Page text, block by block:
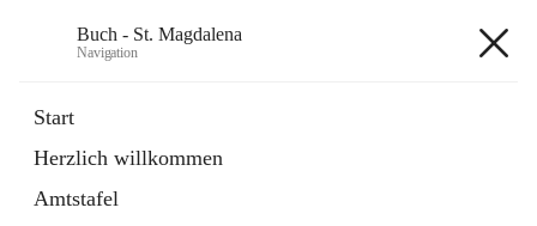
Buch - St. Magdalena
Navigation
Start
Herzlich willkommen
Amtstafel
11 Schnellzugriffe